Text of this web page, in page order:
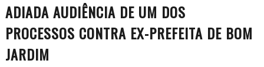
ADIADA AUDIÊNCIA DE UM DOS
PROCESSOS CONTRA EX-PREFEITA DE BOM
JARDIM